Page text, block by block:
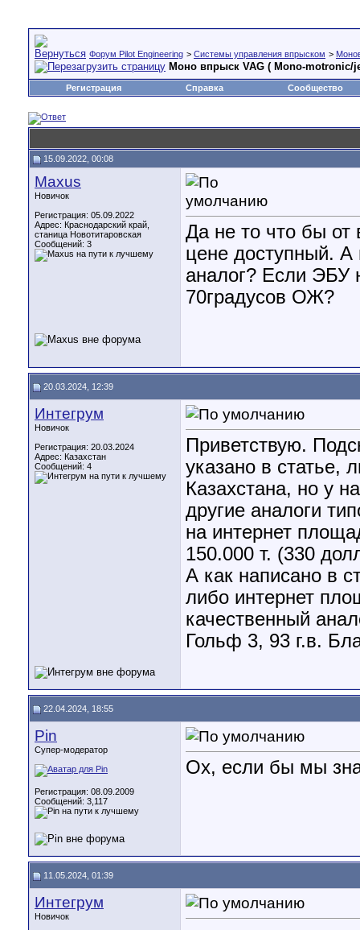
Форум Pilot Engineering > Cистемы управления впрыском >
Моно впрыск VAG ( Mono-motronic/
Регистрация Справка Сообщество
15.09.2022, 00:08
Maxus
Новичок
Регистрация: 05.09.2022
Адрес: Краснодарский край,
станица Новотитаровская
Сообщений: 3
Да не то что бы от
цене доступный. А
аналог? Если ЭБУ
70градусов ОЖ?
20.03.2024, 12:39
Интегрум
Новичок
Регистрация: 20.03.2024
Адрес: Казахстан
Сообщений: 4
Приветствую.
указано в статье,
Казахстана, но у
другие аналоги
на интернет
150.000 т. (330
А как написано в
либо интернет
качественный
Гольф 3, 93 г.в.
22.04.2024, 18:55
Pin
Супер-модератор
Регистрация: 08.09.2009
Сообщений: 3,117
Ох, если бы мы
11.05.2024, 01:39
Интегрум
Новичок